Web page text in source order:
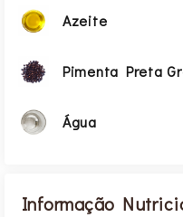
Azeite
Pimenta Preta
Água
Informação